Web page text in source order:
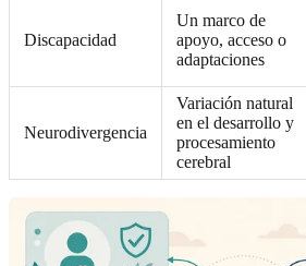
Discapacidad
Un marco de
apoyo, acceso o
adaptaciones
Neurodivergencia
Variación natural
en el desarrollo y
procesamiento
cerebral